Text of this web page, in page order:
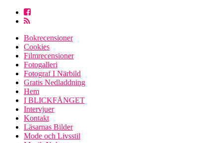
Bokrecensioner
Cookies
Filmrecensioner
Fotogalleri
Fotograf I Närbild
Gratis Nedladdning
Hem
I BLICKFÅNGET
Intervjuer
Kontakt
Läsarnas Bilder
Mode och Livsstil